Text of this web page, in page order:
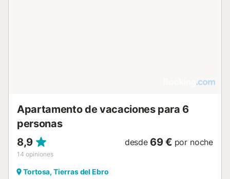
Apartamento de vacaciones para 6
personas
8,9
14 opiniones
desde 69 € por noche
Tortosa, Tierras del Ebro